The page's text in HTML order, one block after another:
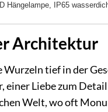
Hängelampe, IP65
Architektur
tief in der
Liebe zum
Welt, wo oft